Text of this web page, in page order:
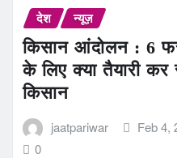
देश न्यूज़
किसान आंदोलन : 6
के लिए क्‍या तैयारी कर
किसान
jaatpariwar
Feb 4,
0